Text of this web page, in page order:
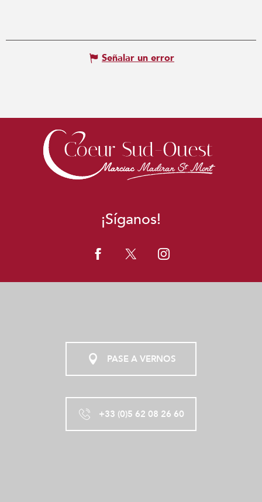
Señalar un error
¡Síganos!
PASE A VERNOS
+33 (0)5 62 08 26 60